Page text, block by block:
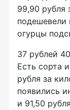
99,90 рубля
подешевели
огурцы
37 рублей
Есть сорта
рубля за
появились
и 91,50